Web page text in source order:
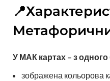
У МАК картах – з одного
зображена кольорова